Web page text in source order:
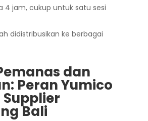
4 jam, cukup untuk satu sesi
didistribusikan ke berbagai
dan
Peran Yumico
Bali